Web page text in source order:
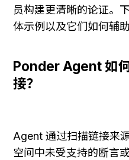
员构建更清晰的论证。
体示例以及它们如何辅
Ponder Agent 如
接？
Agent 通过扫描链接来
空间中未受支持的断言